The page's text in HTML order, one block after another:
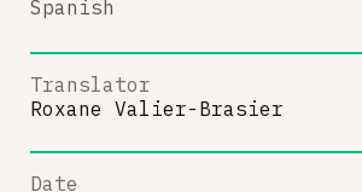
Spanish
Translator
Roxane Valier-Brasier
Date